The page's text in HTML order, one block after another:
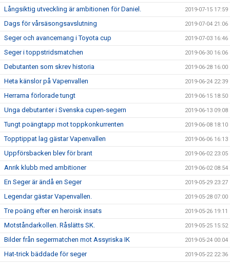
Långsiktig utveckling är ambitionen för Daniel. 2019-07-15 17:59
Dags för vårsäsongsavslutning 2019-07-04 21:06
Seger och avancemang i Toyota cup 2019-07-03 16:46
Seger i toppstridsmatchen 2019-06-30 16:06
Debutanten som skrev historia 2019-06-28 16:00
Heta känslor på Vapenvallen 2019-06-24 22:39
Herrarna förlorade tungt 2019-06-15 18:50
Unga debutanter i Svenska cupen-segern 2019-06-13 09:08
Tungt poängtapp mot toppkonkurrenten 2019-06-08 18:10
Topptippat lag gästar Vapenvallen 2019-06-06 16:13
Uppförsbacken blev för brant 2019-06-02 23:05
Anrik klubb med ambitioner 2019-06-02 08:54
En Seger är ändå en Seger 2019-05-29 23:27
Legendar gästar Vapenvallen. 2019-05-28 07:00
Tre poäng efter en heroisk insats 2019-05-26 19:11
Motståndarkollen. Råslätts SK. 2019-05-25 15:52
Bilder från segermatchen mot Assyriska IK 2019-05-24 00:04
Hat-trick bäddade för seger 2019-05-22 22:36